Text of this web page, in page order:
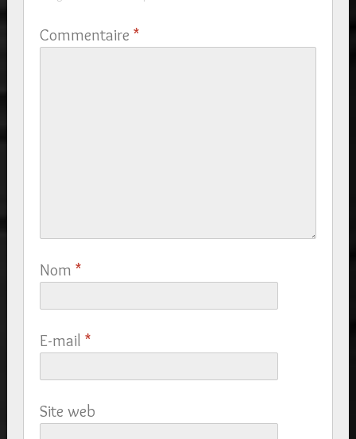
Commentaire *
Nom *
E-mail *
Site web